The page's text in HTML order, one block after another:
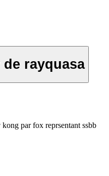
rayquasa
par fox reprsentant ssbb